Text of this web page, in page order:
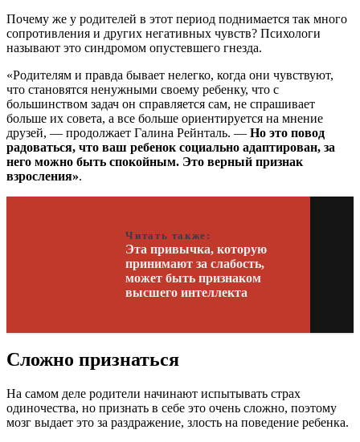
Почему же у родителей в этот период поднимается так много
сопротивления и других негативных чувств? Психологи
называют это синдромом опустевшего гнезда.
«Родителям и правда бывает нелегко, когда они чувствуют,
что становятся ненужными своему ребенку, что с
большинством задач он справляется сам, не спрашивает
больше их совета, а все больше ориентируется на мнение
друзей, — продолжает Галина Рейнталь. — Но это повод
радоваться, что ваш ребенок социально адаптирован, за
него можно быть спокойным. Это верный признак
взросления».
Читать также:
Эта привычка, которую
принимают за слабость,
может быть признаком
высшего интеллекта
Сложно признаться
На самом деле родители начинают испытывать страх
одиночества, но признать в себе это очень сложно, поэтому
мозг выдает это за раздражение, злость на поведение ребенка.